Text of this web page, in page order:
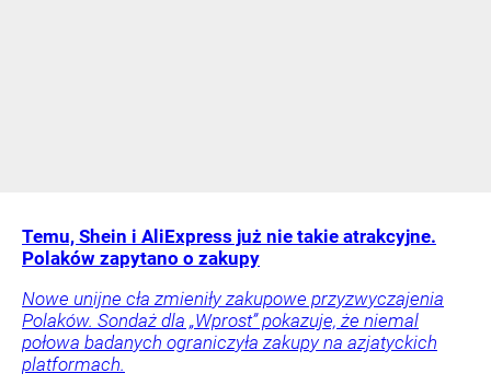
Temu, Shein i AliExpress już nie takie atrakcyjne.
Polaków zapytano o zakupy
Nowe unijne cła zmieniły zakupowe przyzwyczajenia
Polaków. Sondaż dla „Wprost” pokazuje, że niemal
połowa badanych ograniczyła zakupy na azjatyckich
platformach.